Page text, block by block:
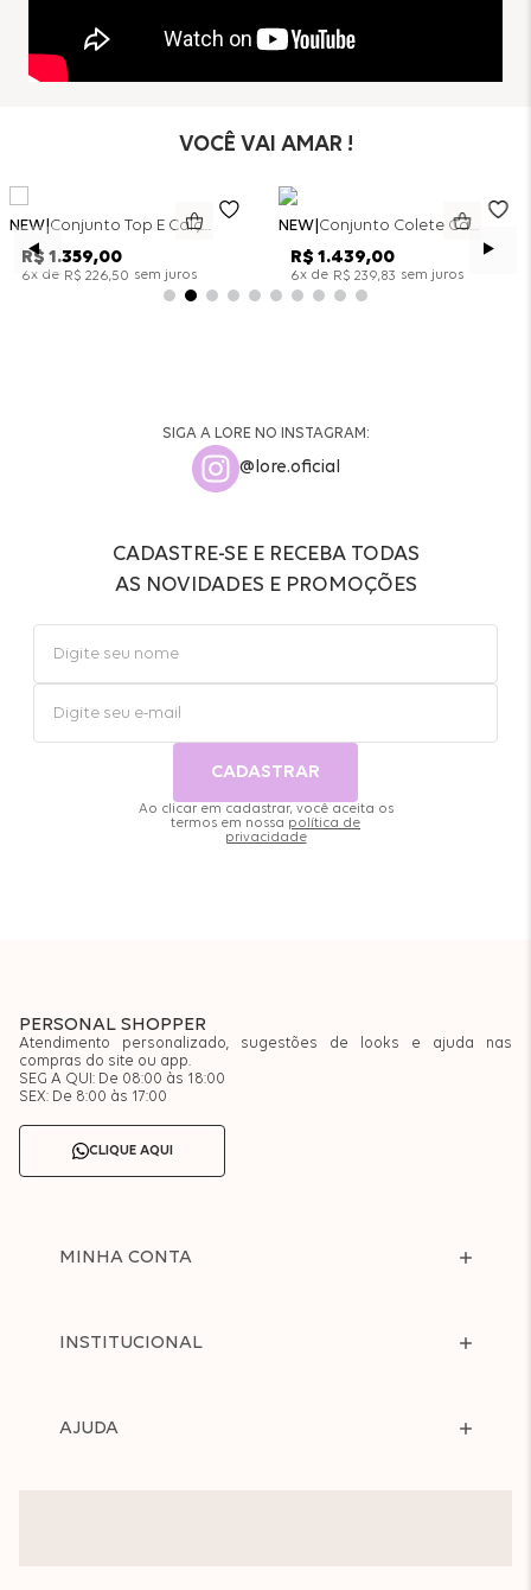
VOCÊ VAI AMAR !
NEW Conjunto Top E Calça Wide Leg Bicolor Alfaitaria - Off White
R$ 1.359,00
6x de R$ 226,50 sem juros
NEW Conjunto Colete Calça Barril Bicolor Alfaiataria - Off White
R$ 1.439,00
6x de R$ 239,83 sem juros
SIGA A LORE NO INSTAGRAM:
@lore.oficial
CADASTRE-SE E RECEBA TODAS
AS NOVIDADES E PROMOÇÕES
CADASTRAR
Ao clicar em cadastrar, você aceita os
termos em nossa política de
privacidade
PERSONAL SHOPPER
Atendimento personalizado, sugestões de looks e ajuda nas
compras do site ou app.
SEG A QUI: De 08:00 às 18:00
SEX: De 8:00 às 17:00
CLIQUE AQUI
MINHA CONTA
INSTITUCIONAL
AJUDA